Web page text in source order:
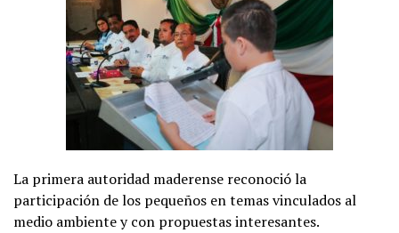
La primera autoridad maderense reconoció la
participación de los pequeños en temas vinculados al
medio ambiente y con propuestas interesantes.